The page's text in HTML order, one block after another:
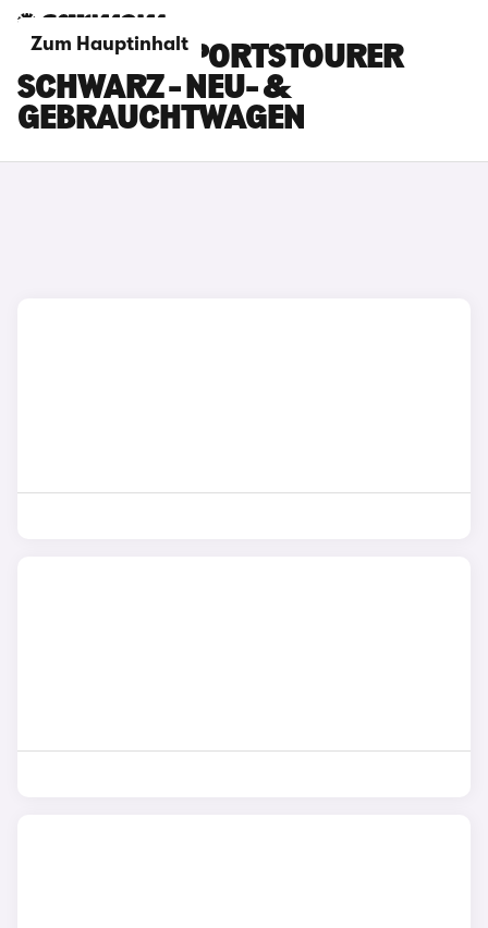
Zum Hauptinhalt
SEAT LEON SPORTSTOURER
SCHWARZ - NEU- &
GEBRAUCHTWAGEN